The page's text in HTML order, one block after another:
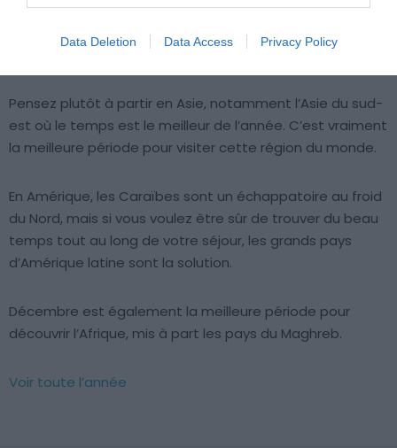
Data Deletion Data Access Privacy Policy
Europe. Si les marchés de Noël dans les grandes villes
européennes sont vraiment charmants, ce n’est pas sur
le vieux continent que vous trouverez du soleil.
Pensez plutôt à partir en Asie, notamment l’Asie du sud-
est où le temps est le meilleur de l’année. C’est vraiment
la meilleure période pour visiter cette région du monde.
En Amérique, les Caraïbes sont un échappatoire au froid
du Nord, mais si vous voulez être sûr de trouver du beau
temps tout au long de votre séjour, les grands pays
d’Amérique latine sont la solution.
Décembre est également la meilleure période pour
découvrir l’Afrique, mis à part les pays du Maghreb.
Voir toute l’année